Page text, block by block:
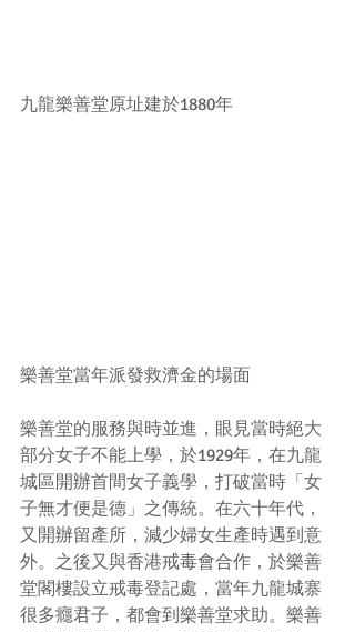
九龍樂善堂原址建於1880年
樂善堂當年派發救濟金的場面
樂善堂的服務與時並進，眼見當時絕大
部分女子不能上學，於1929年，在九龍
城區開辦首間女子義學，打破當時「女
子無才便是德」之傳統。在六十年代，
又開辦留產所，減少婦女生產時遇到意
外。之後又與香港戒毒會合作，於樂善
堂閣樓設立戒毒登記處，當年九龍城寨
很多癮君子，都會到樂善堂求助。樂善